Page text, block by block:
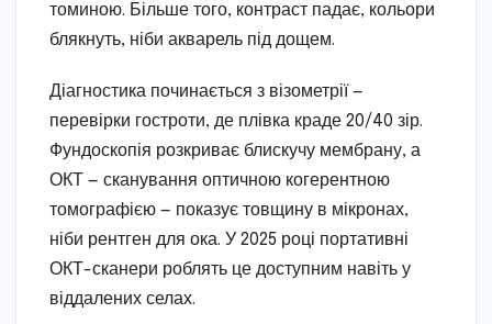
томиною. Більше того, контраст падає, кольори
блякнуть, ніби акварель під дощем.
Діагностика починається з візометрії —
перевірки гостроти, де плівка краде 20/40 зір.
Фундоскопія розкриває блискучу мембрану, а
ОКТ — сканування оптичною когерентною
томографією — показує товщину в мікронах,
ніби рентген для ока. У 2025 році портативні
ОКТ-сканери роблять це доступним навіть у
віддалених селах.